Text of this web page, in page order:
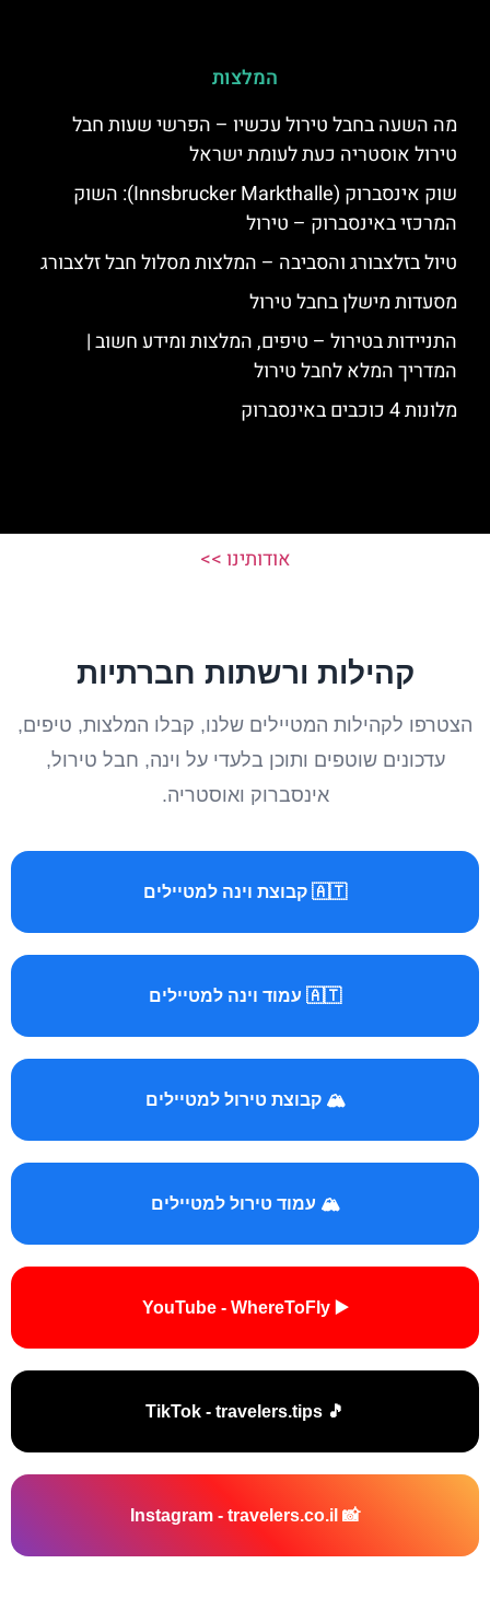
המלצות
מה השעה בחבל טירול עכשיו – הפרשי שעות חבל
טירול אוסטריה כעת לעומת ישראל
שוק אינסברוק (Innsbrucker Markthalle): השוק
המרכזי באינסברוק – טירול
טיול בזלצבורג והסביבה – המלצות מסלול חבל זלצבורג
מסעדות מישלן בחבל טירול
התניידות בטירול – טיפים, המלצות ומידע חשוב |
המדריך המלא לחבל טירול
מלונות 4 כוכבים באינסברוק
אודותינו >>
קהילות ורשתות חברתיות
הצטרפו לקהילות המטיילים שלנו, קבלו המלצות, טיפים,
עדכונים שוטפים ותוכן בלעדי על וינה, חבל טירול,
אינסברוק ואוסטריה.
🇦🇹 קבוצת וינה למטיילים
🇦🇹 עמוד וינה למטיילים
🏔️ קבוצת טירול למטיילים
🏔️ עמוד טירול למטיילים
▶️ YouTube - WhereToFly
🎵 TikTok - travelers.tips
📸 Instagram - travelers.co.il